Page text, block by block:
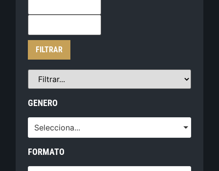
FILTRAR
GENERO
Selecciona...
FORMATO